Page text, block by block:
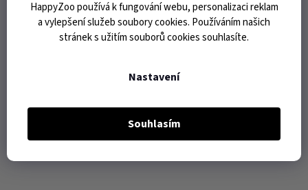
HappyZoo používá k fungování webu, personalizaci reklam
a vylepšení služeb soubory cookies. Používáním našich
stránek s užitím souborů cookies souhlasíte.
Nastavení
Souhlasím